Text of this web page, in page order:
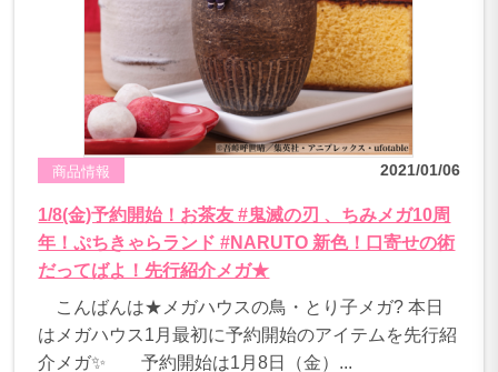
商品情報 2021/01/06
1/8(金)予約開始！お茶友 #鬼滅の刃 、ちみメガ10周
年！ぷちきゃらランド #NARUTO 新色！口寄せの術
だってばよ！先行紹介メガ★
こんばんは★メガハウスの鳥・とり子メガ? 本日
はメガハウス1月最初に予約開始のアイテムを先行紹
介メガ✨ 予約開始は1月8日（金）...